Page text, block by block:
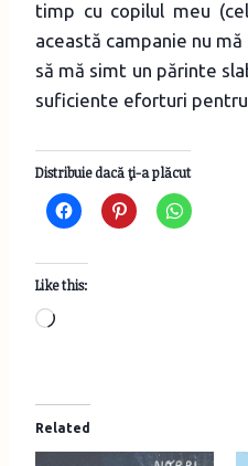
timp cu copilul meu
această campanie nu
să mă simt un părinte
suficiente eforturi
Distribuie dacă ţi-a plăcut
Like this:
L
d
i
Related